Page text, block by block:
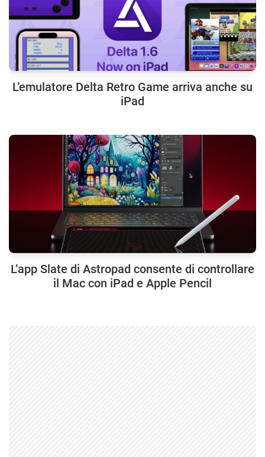
L’emulatore Delta Retro Game arriva anche su
iPad
L’app Slate di Astropad consente di controllare
il Mac con iPad e Apple Pencil